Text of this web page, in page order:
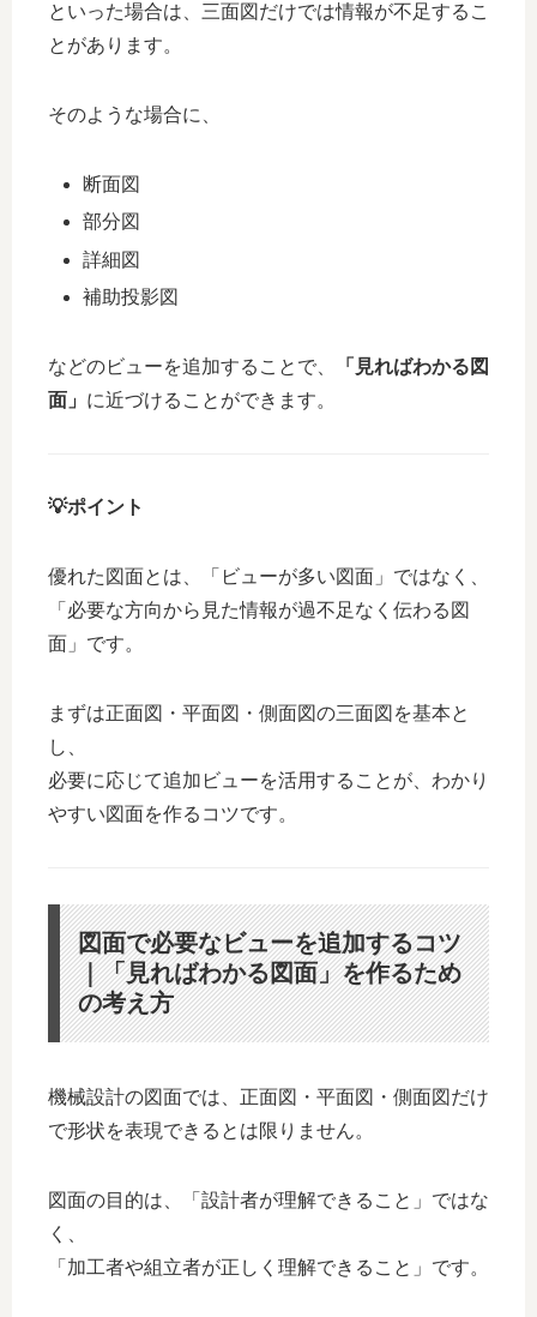
といった場合は、三面図だけでは情報が不足するこ
とがあります。
そのような場合に、
断面図
部分図
詳細図
補助投影図
などのビューを追加することで、
「見ればわかる図
面」 に近づけることができます。
💡ポイント
優れた図面とは、「ビューが多い図面」ではなく、
「必要な方向から見た情報が過不足なく伝わる図
面」です。
まずは正面図・平面図・側面図の三面図を基本と
し、
必要に応じて追加ビューを活用することが、わかり
やすい図面を作るコツです。
図面で必要なビューを追加するコツ
｜「見ればわかる図面」を作るため
の考え方
機械設計の図面では、正面図・平面図・側面図だけ
で形状を表現できるとは限りません。
図面の目的は、「設計者が理解できること」ではな
く、
「加工者や組立者が正しく理解できること」です。